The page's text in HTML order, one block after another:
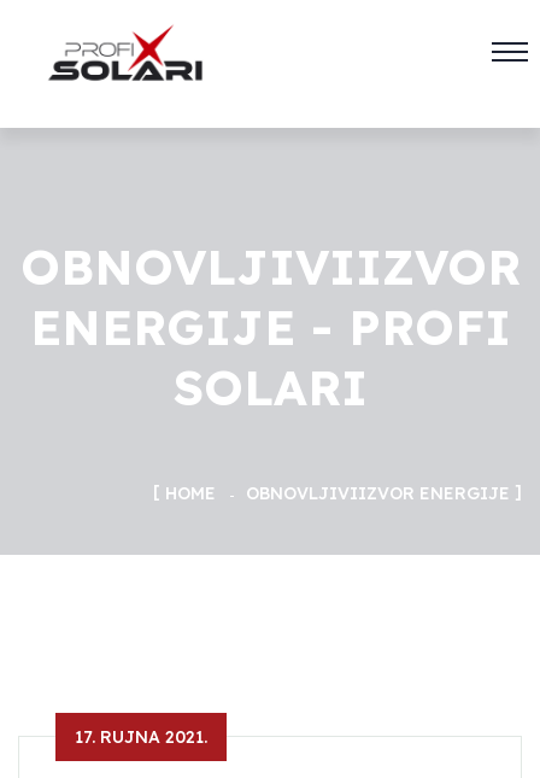
OBNOVLJIVIIZVOR
ENERGIJE - PROFI
SOLARI
HOME OBNOVLJIVIIZVOR ENERGIJE
17. RUJNA 2021.